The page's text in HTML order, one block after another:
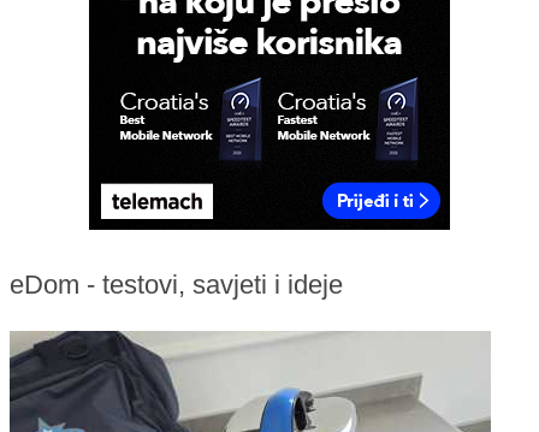
eDom - testovi, savjeti i ideje